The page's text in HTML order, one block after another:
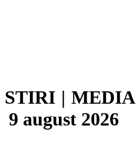
STIRI | MEDIA
9 august 2026